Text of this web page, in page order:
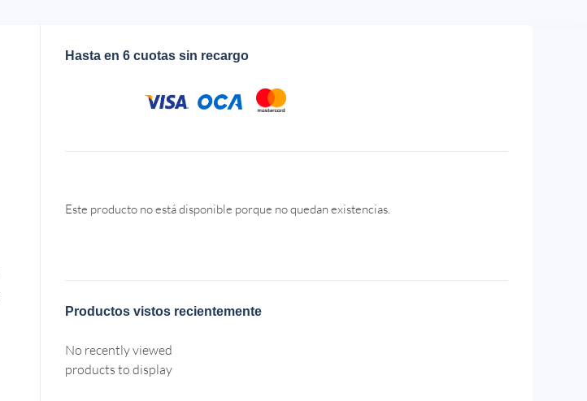
Hasta en 6 cuotas sin recargo
Este producto no está disponible porque no quedan existencias.
Productos vistos recientemente
No recently viewed
products to display